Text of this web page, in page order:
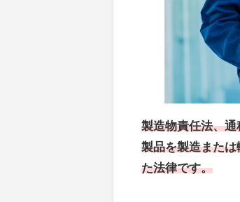
製造物責任法、
製品を製造また
た法律です。